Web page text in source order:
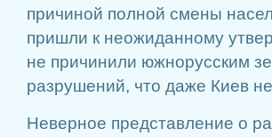
причиной полной смены
пришли к неожиданному
не причинили южнорусским
разрушений, что даже Киев
Неверное представление о